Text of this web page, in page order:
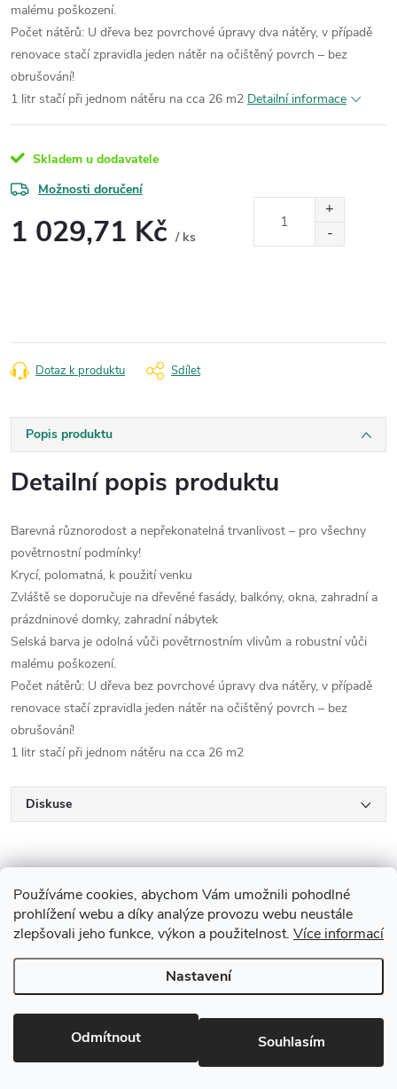
Používáme cookies, abychom Vám umožnili pohodlné
prohlížení webu a díky analýze provozu webu neustále
zlepšovali jeho funkce, výkon a použitelnost. Více informací
Nastavení
Odmítnout Souhlasím
malému poškození.
Počet nátěrů: U dřeva bez povrchové úpravy dva nátěry, v případě
renovace stačí zpravidla jeden nátěr na očištěný povrch – bez
obrušování!
1 litr stačí při jednom nátěru na cca 26 m2 Detailní informace
Skladem u dodavatele
Možnosti doručení
1 029,71 Kč / ks
Dotaz k produktu Sdílet
Popis produktu
Detailní popis produktu
Barevná různorodost a nepřekonatelná trvanlivost – pro všechny
povětrnostní podmínky!
Krycí, polomatná, k použití venku
Zvláště se doporučuje na dřevěné fasády, balkóny, okna, zahradní a
prázdninové domky, zahradní nábytek
Selská barva je odolná vůči povětrnostním vlivům a robustní vůči
malému poškození.
Počet nátěrů: U dřeva bez povrchové úpravy dva nátěry, v případě
renovace stačí zpravidla jeden nátěr na očištěný povrch – bez
obrušování!
1 litr stačí při jednom nátěru na cca 26 m2
Diskuse
Z
á
p
Drevobis Horoměřice. Všechna práva vyhrazena.
nastavení cookies